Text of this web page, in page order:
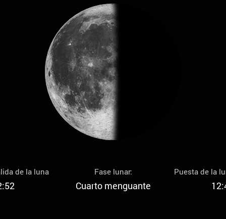
de la luna Fase lunar:
Cuarto menguante
Puesta de la